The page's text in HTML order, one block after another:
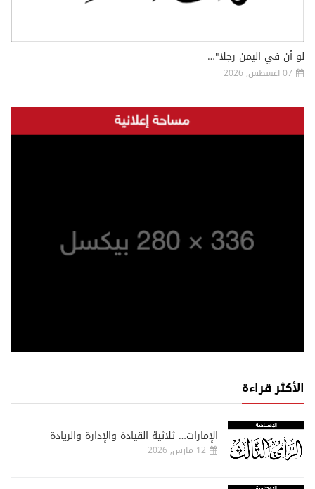
لو أن في اليمن رجلا"…
07 اغسطس, 2026
الأكثر قراءة
الإمارات… ثلاثية القيادة والإدارة والريادة
12 مارس, 2026